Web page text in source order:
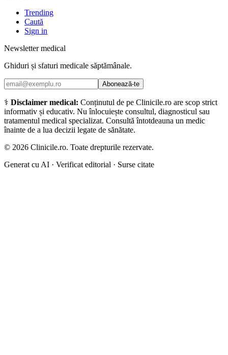
Trending
Caută
Sign in
Newsletter medical
Ghiduri și sfaturi medicale săptămânale.
Abonează-te
⚕️ Disclaimer medical: Conținutul de pe Clinicile.ro are scop strict
informativ și educativ. Nu înlocuiește consultul, diagnosticul sau
tratamentul medical specializat. Consultă întotdeauna un medic
înainte de a lua decizii legate de sănătate.
© 2026 Clinicile.ro. Toate drepturile rezervate.
Generat cu AI · Verificat editorial · Surse citate